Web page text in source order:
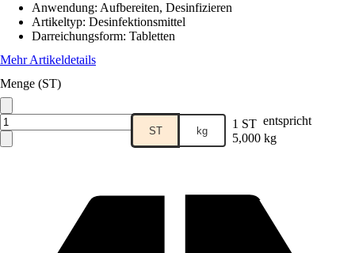
Anwendung: Aufbereiten, Desinfizieren
Artikeltyp: Desinfektionsmittel
Darreichungsform: Tabletten
Mehr Artikeldetails
Menge (ST)
ST kg 1 ST entspricht
5,000 kg